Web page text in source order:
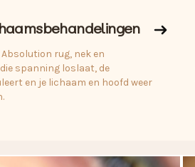
rug, nek en
spanning loslaat, de
en je lichaam en hoofd weer